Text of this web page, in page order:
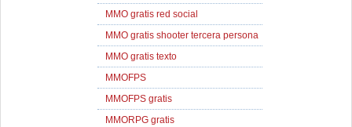
MMO gratis red social
MMO gratis shooter tercera persona
MMO gratis texto
MMOFPS
MMOFPS gratis
MMORPG gratis